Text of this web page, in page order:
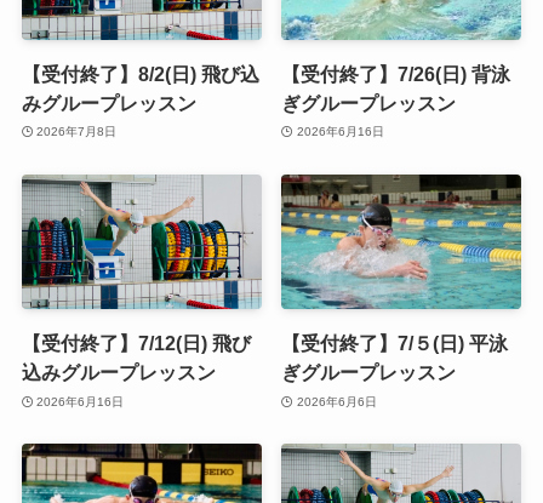
【受付終了】8/2(日) 飛び込
みグループレッスン
2026年7月8日
【受付終了】7/26(日) 背泳
ぎグループレッスン
2026年6月16日
【受付終了】7/12(日) 飛び
込みグループレッスン
2026年6月16日
【受付終了】7/５(日) 平泳
ぎグループレッスン
2026年6月6日